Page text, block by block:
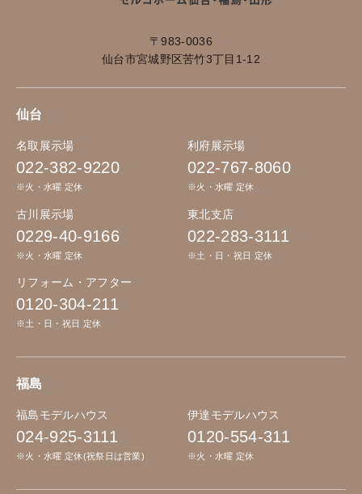
〒983-0036
仙台市宮城野区苦竹3丁目1-12
仙台
名取展示場
022-382-9220
※火・水曜 定休
利府展示場
022-767-8060
※火・水曜 定休
古川展示場
0229-40-9166
※火・水曜 定休
東北支店
022-283-3111
※土・日・祝日 定休
リフォーム・アフター
0120-304-211
※土・日・祝日 定休
福島
福島モデルハウス
024-925-3111
※火・水曜 定休(祝祭日は営業)
伊達モデルハウス
0120-554-311
※火・水曜 定休